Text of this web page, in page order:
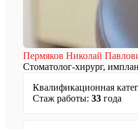
Пермяков Николай
Стоматолог-хирург,
Квалификационная
Стаж работы: 33 года